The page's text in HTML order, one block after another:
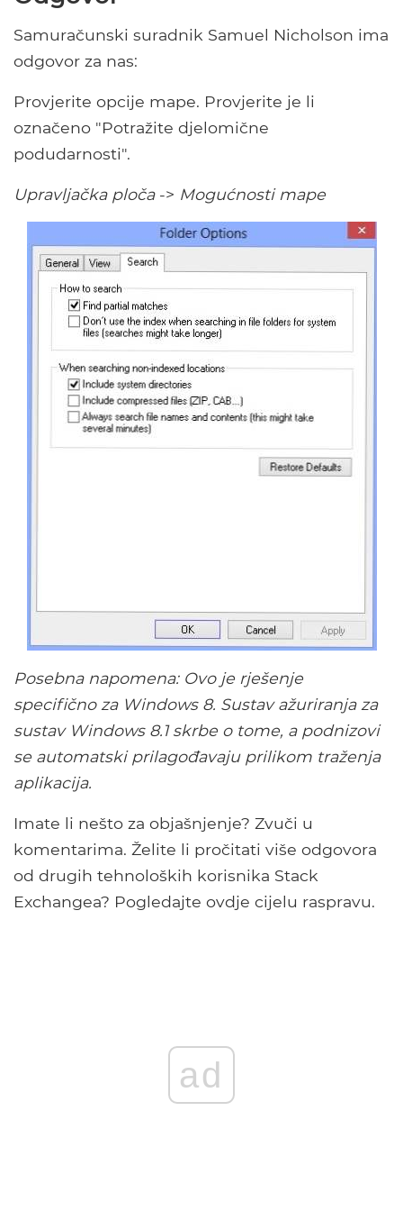
Samuračunski suradnik Samuel Nicholson ima
odgovor za nas:
Provjerite opcije mape. Provjerite je li
označeno "Potražite djelomične
podudarnosti".
Upravljačka ploča-> Mogućnosti mape
Posebna napomena: Ovo je rješenje
specifično za Windows 8. Sustav ažuriranja za
sustav Windows 8.1 skrbe o tome, a podnizovi
se automatski prilagođavaju prilikom traženja
aplikacija.
Imate li nešto za objašnjenje? Zvuči u
komentarima. Želite li pročitati više odgovora
od drugih tehnoloških korisnika Stack
Exchangea? Pogledajte ovdje cijelu raspravu.
ad